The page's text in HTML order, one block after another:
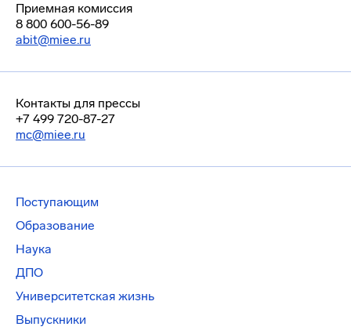
Приемная комиссия
8 800 600-56-89
abit@miee.ru
Контакты для прессы
+7 499 720-87-27
mc@miee.ru
Поступающим
Образование
Наука
ДПО
Университетская жизнь
Выпускники